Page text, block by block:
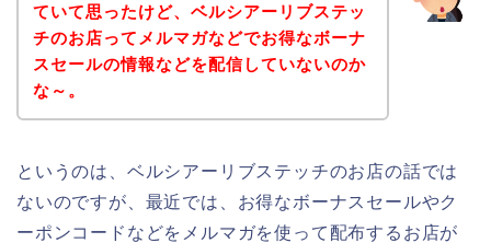
ていて思ったけど、ベルシアーリブステッ
チのお店ってメルマガなどでお得なボーナ
スセールの情報などを配信していないのか
な～。
というのは、ベルシアーリブステッチのお店の話では
ないのですが、最近では、お得なボーナスセールやク
ーポンコードなどをメルマガを使って配布するお店が